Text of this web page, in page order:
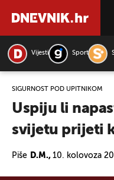
Vijesti Sport
SIGURNOST POD UPITNIKOM
Uspiju li
svijetu prijeti
Piše D.M., 10. kolovoza
PRETRAŽITE VIJESTI